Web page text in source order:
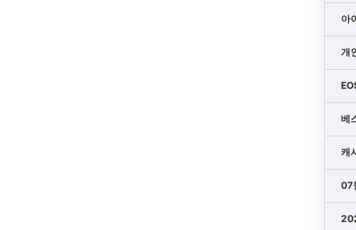
아
개
베
캐
07